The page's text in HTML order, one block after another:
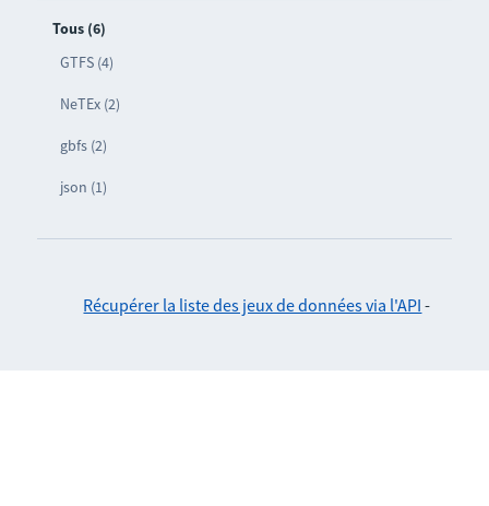
Tous (6)
GTFS (4)
NeTEx (2)
gbfs (2)
json (1)
Récupérer la liste des jeux de données via l'API -